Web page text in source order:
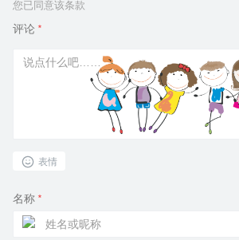
您已同意该条款
评论 *
表情
名称 *